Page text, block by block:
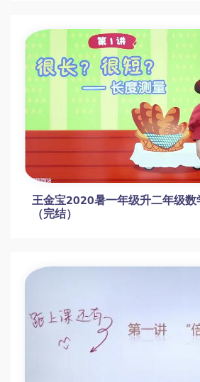
王金宝2020暑一年级升二年级数
（完结）